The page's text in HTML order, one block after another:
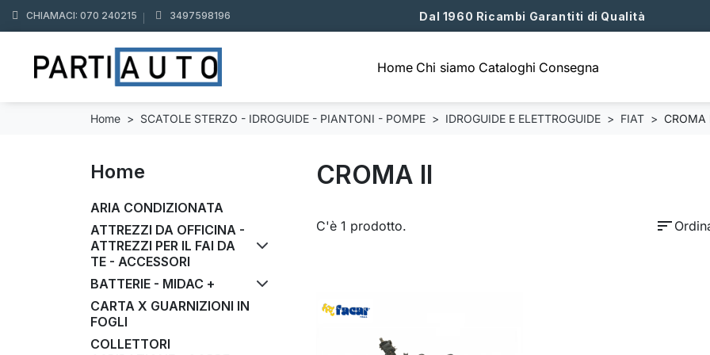
CHIAMACI: 070 240215 3497598196 Dal 1960 Ricambi Garantiti di Qualità
Home Chi siamo Cataloghi Consegna
Home SCATOLE STERZO - IDROGUIDE - PIANTONI - POMPE IDROGUIDE E ELETTROGUIDE FIAT CROMA
Home
ARIA CONDIZIONATA
ATTREZZI DA OFFICINA -
ATTREZZI PER IL FAI DA
TE - ACCESSORI
BATTERIE - MIDAC +
CARTA X GUARNIZIONI IN
FOGLI
COLLETTORI
CROMA II
C'è 1 prodotto. sort